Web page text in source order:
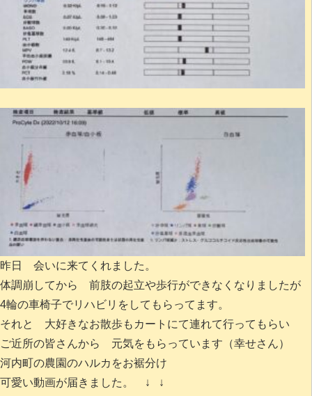
昨日 会いに来てくれました。
体調崩してから 前肢の起立や歩行ができなくなりましたが
4輪の車椅子でリハビリをしてもらってます。
それと 大好きなお散歩もカートにて連れて行ってもらい
ご近所の皆さんから 元気をもらっています（幸せさん）
河内町の農園のハルカをお裾分け
可愛い動画が届きました。 ↓ ↓